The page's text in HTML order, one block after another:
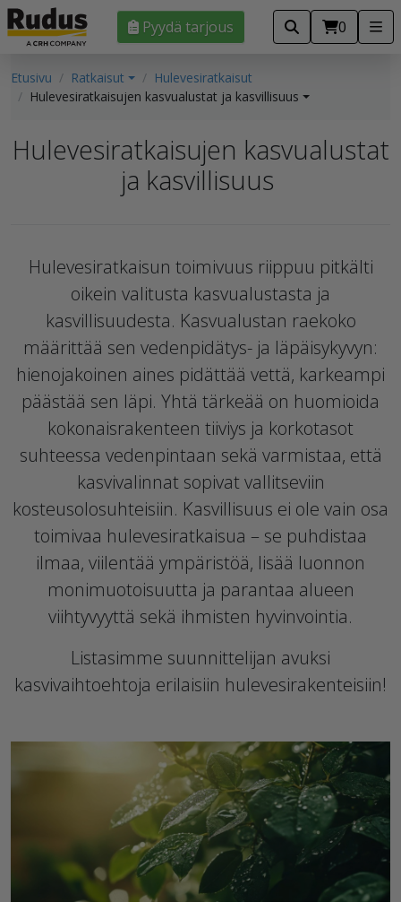
Pyydä tarjous 0
Etusivu Ratkaisut
Hulevesiratkaisut
Hulevesiratkaisujen kasvualustat ja kasvillisuus
Hulevesiratkaisujen kasvualustat
ja kasvillisuus
Hulevesiratkaisun toimivuus riippuu pitkälti
oikein valitusta kasvualustasta ja
kasvillisuudesta. Kasvualustan raekoko
määrittää sen vedenpidätys- ja läpäisykyvyn:
hienojakoinen aines pidättää vettä, karkeampi
päästää sen läpi. Yhtä tärkeää on huomioida
kokonaisrakenteen tiiviys ja korkotasot
suhteessa vedenpintaan sekä varmistaa, että
kasvivalinnat sopivat vallitseviin
kosteusolosuhteisiin. Kasvillisuus ei ole vain osa
toimivaa hulevesiratkaisua – se puhdistaa
ilmaa, viilentää ympäristöä, lisää luonnon
monimuotoisuutta ja parantaa alueen
viihtyvyyttä sekä ihmisten hyvinvointia.
Listasimme suunnittelijan avuksi
kasvivaihtoehtoja erilaisiin hulevesirakenteisiin!